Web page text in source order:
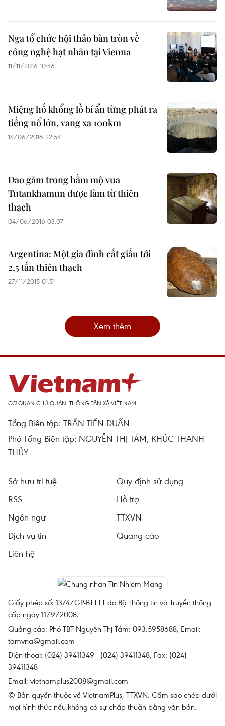
Nga tổ chức hội thảo bàn tròn về
công nghệ hạt nhân tại Vienna
11/11/2016 10:46
Miệng hố khổng lồ bí ẩn từng phát ra
tiếng nổ lớn, vang xa 100km
14/06/2016 22:54
Dao găm trong hầm mộ vua
Tutankhamun được làm từ thiên
thạch
04/06/2016 03:07
Argentina: Một gia đình cất giấu tới
2,5 tấn thiên thạch
27/11/2015 01:51
Xem thêm
CƠ QUAN CHỦ QUẢN: THÔNG TẤN XÃ VIỆT NAM
Tổng Biên tập: TRẦN TIẾN DUẨN
Phó Tổng Biên tập: NGUYỄN THỊ TÁM, KHÚC THANH
THỦY
Sở hữu trí tuệ
Quy định sử dụng
RSS
Hỗ trợ
Ngôn ngữ
TTXVN
Dịch vụ tin
Quảng cáo
Liên hệ
Giấy phép số: 1374/GP-BTTTT do Bộ Thông tin và Truyền thông
cấp ngày 11/9/2008.
Quảng cáo: Phó TBT Nguyễn Thị Tám: 093.5958688, Email:
tamvna@gmail.com
Điện thoại: (024) 39411349 - (024) 39411348, Fax: (024)
39411348
Email: vietnamplus2008@gmail.com
© Bản quyền thuộc về VietnamPlus, TTXVN. Cấm sao chép dưới
mọi hình thức nếu không có sự chấp thuận bằng văn bản.